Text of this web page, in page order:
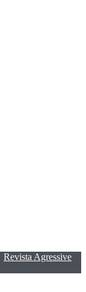
Revista Agressive